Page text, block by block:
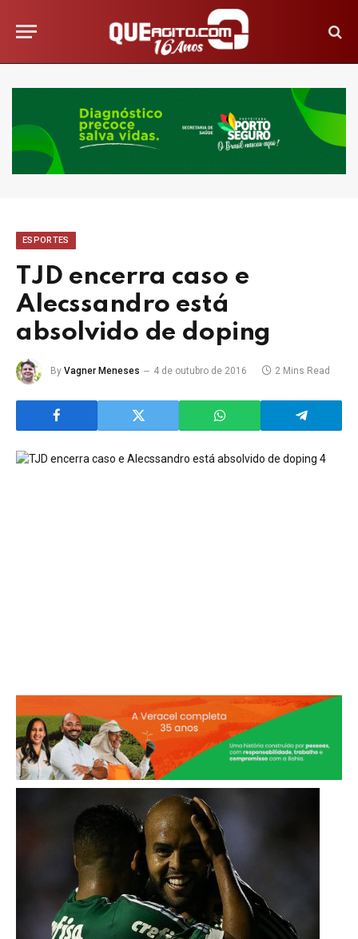
ESPORTES
TJD encerra caso e
Alecssandro está
absolvido de doping
By Vagner Meneses 4 de outubro de 2016 2 Mins Read